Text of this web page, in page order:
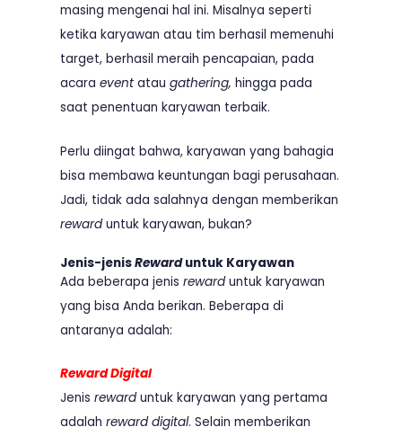
masing mengenai hal ini. Misalnya seperti
ketika karyawan atau tim berhasil memenuhi
target, berhasil meraih pencapaian, pada
acara event atau gathering, hingga pada
saat penentuan karyawan terbaik.
Perlu diingat bahwa, karyawan yang bahagia
bisa membawa keuntungan bagi perusahaan.
Jadi, tidak ada salahnya dengan memberikan
rewarduntuk karyawan, bukan?
Jenis-jenisRewarduntuk Karyawan
Ada beberapa jenis rewarduntuk karyawan
yang bisa Anda berikan. Beberapa di
antaranya adalah:
Reward Digital
Jenis rewarduntuk karyawan yang pertama
adalah reward digital. Selain memberikan